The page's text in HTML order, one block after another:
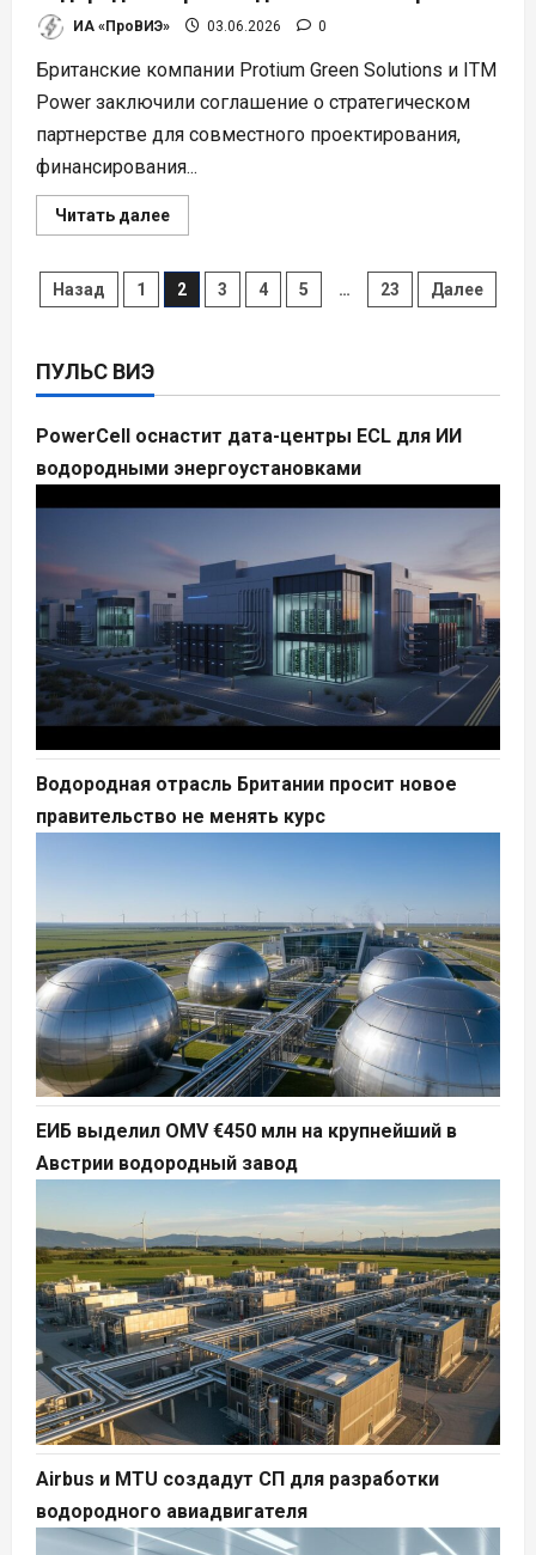
ИА «ПроВИЭ» 03.06.2026 0
Британские компании Protium Green Solutions и ITM
Power заключили соглашение о стратегическом
партнерстве для совместного проектирования,
финансирования...
Читать далееПрочитать
больше
ITM
в
Пагинация
Назад 1 2 3 4 5 … 23 Далее
ПУЛЬС ВИЭ
PowerCell оснастит дата-центры ECL для ИИ
водородными энергоустановками
Водородная отрасль Британии просит новое
правительство не менять курс
ЕИБ выделил OMV €450 млн на крупнейший в
Австрии водородный завод
Airbus и MTU создадут СП для разработки
водородного авиадвигателя